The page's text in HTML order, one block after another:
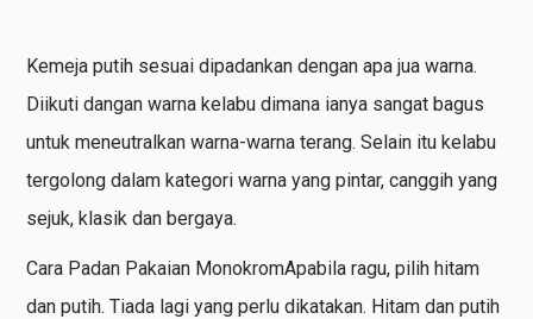
Kemeja putih sesuai dipadankan dengan apa jua warna.
Diikuti dangan warna kelabu dimana ianya sangat bagus
untuk meneutralkan warna-warna terang. Selain itu kelabu
tergolong dalam kategori warna yang pintar, canggih yang
sejuk, klasik dan bergaya.
Cara Padan Pakaian MonokromApabila ragu, pilih hitam
dan putih. Tiada lagi yang perlu dikatakan. Hitam dan putih